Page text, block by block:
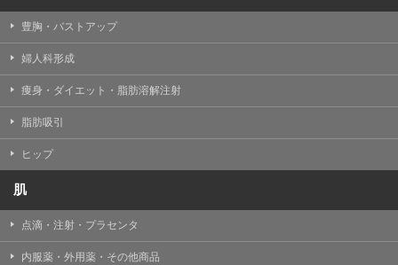
ジが正しく表示されなくなる場合がありますのでご留意
ください。
TCBグループが運営するWEBサイトでは、アクセスログ
として患者様の履歴情報をサーバ上に記録しています。
アクセスログはWEBサイトの保守管理や利用状況に関す
る統計分析のために使用されます。それ以外の目的で使
用されることはありません。
事業上の必要性等に応じて、改定される場合がありま
す。
豊胸・バストアップ
婦人科形成
痩身・ダイエット・脂肪溶解注射
脂肪吸引
ヒップ
肌
点滴・注射・プラセンタ
内服薬・外用薬・その他商品